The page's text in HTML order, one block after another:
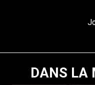
DANS LA